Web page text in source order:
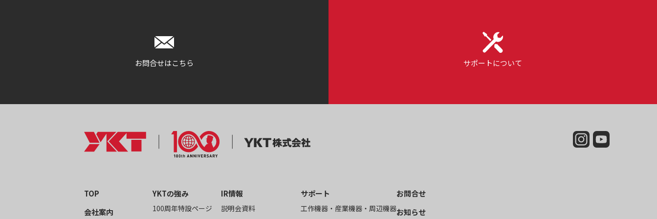
お問合せはこちら サポートについて
TOP
会社案内
YKTの強み
100周年特設ページ
IR情報
説明会資料
サポート
工作機器・産業機器・周辺機器
お問合せ
お知らせ